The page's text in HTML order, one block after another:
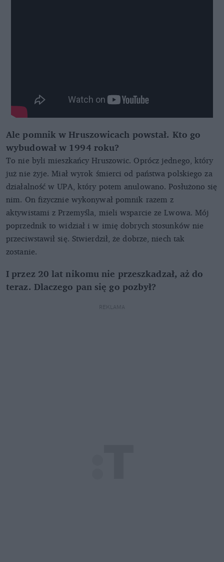
Ale pomnik w Hruszowicach powstał. Kto go
wybudował w 1994 roku?
To nie byli mieszkańcy Hruszowic. Oprócz jednego, który
już nie żyje. Miał wyrok śmierci od państwa polskiego za
działalność w UPA, który potem anulowano. Posłużono się
nim. On fizycznie wykonywał pomnik razem z
aktywistami z Przemyśla, mieli wsparcie ze Lwowa. Mój
poprzednik to widział i w imię dobrych stosunków nie
przeciwstawił się. Stwierdził, że dobrze, niech tak
zostanie.
I przez 20 lat nikomu nie przeszkadzał, aż do
teraz. Dlaczego pan się go pozbył?
REKLAMA